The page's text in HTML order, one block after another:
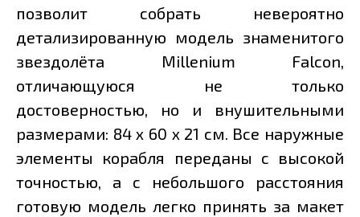
позволит собрать невероятно
детализированную модель знаменитого
звездолёта Millenium Falcon,
отличающуюся не только
достоверностью, но и внушительными
размерами: 84 х 60 x 21 см. Все наружные
элементы корабля переданы с высокой
точностью, а с небольшого расстояния
готовую модель легко принять за макет